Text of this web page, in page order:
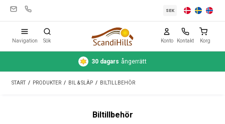
Tält
SEK
Navigation Sök Konto Kontakt Korg
30 dagars ångerrätt
START / PRODUKTER / BIL & SLÄP / BILTILLBEHÖR
Biltillbehör